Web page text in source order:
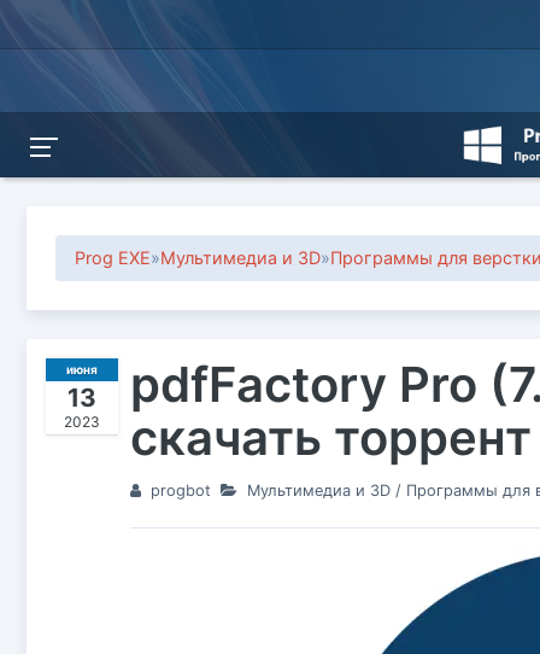
Prog EXE»Мультимедиа и 3D»Программы для
июня
13
2023
pdfFactory Pro
скачать торрент
progbot Мультимедиа и 3D/ Программы для